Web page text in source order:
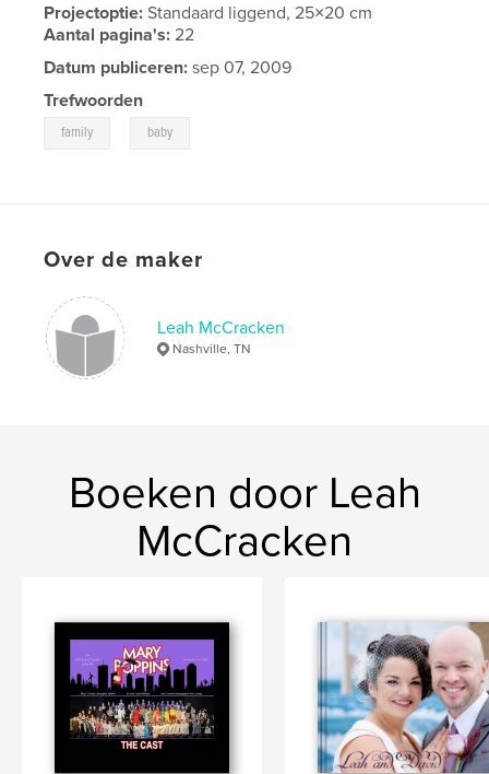
Projectoptie:Standaard liggend, 25×20 cm
Aantal pagina's:22
Datum publiceren: sep 07, 2009
Trefwoorden
family baby
Over de maker
Leah McCracken
Nashville, TN
Boeken door Leah
McCracken